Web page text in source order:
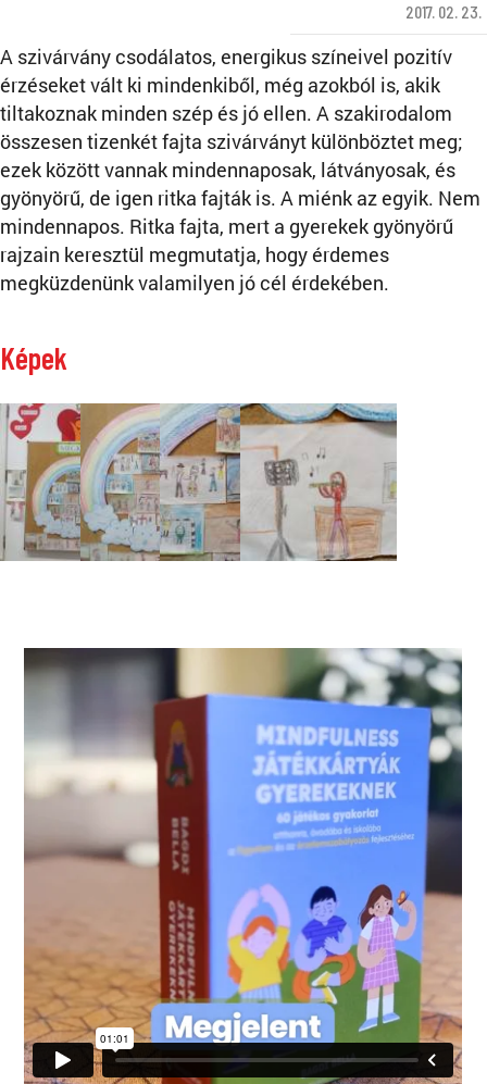
2017. 02. 23.
A szivárvány csodálatos, energikus színeivel pozitív
érzéseket vált ki mindenkiből, még azokból is, akik
tiltakoznak minden szép és jó ellen. A szakirodalom
összesen tizenkét fajta szivárványt különböztet meg;
ezek között vannak mindennaposak, látványosak, és
gyönyörű, de igen ritka fajták is. A miénk az egyik. Nem
mindennapos. Ritka fajta, mert a gyerekek gyönyörű
rajzain keresztül megmutatja, hogy érdemes
megküzdenünk valamilyen jó cél érdekében.
Képek